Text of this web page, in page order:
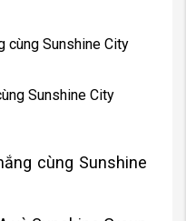
Sunshine City